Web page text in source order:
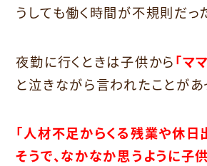
うしても働く時間が不規則だっ
夜勤に行くときは子供から「マ
と泣きながら言われたことがあ
「人材不足からくる残業や休日
そうで、なかなか思うように子